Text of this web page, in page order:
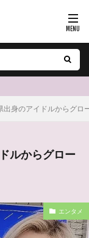
出身のアイドルからグロ
ルからグロー
エンタメ